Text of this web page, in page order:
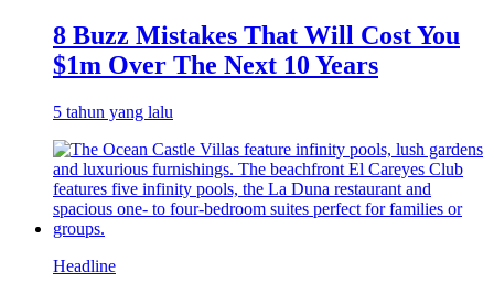
8 Buzz Mistakes That Will Cost You
$1m Over The Next 10 Years
5 tahun yang lalu
Headline